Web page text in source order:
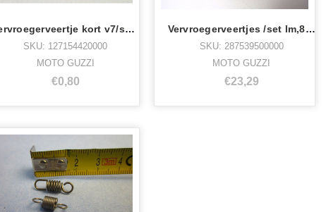
Vervroegerveertje kort v7/spec/850-gt
SKU: 127154420000
MOTO GUZZI
€0,80
Vervroegerveertjes /set lm,850,lm2,3,4,5
SKU: 287539500000
MOTO GUZZI
€23,29